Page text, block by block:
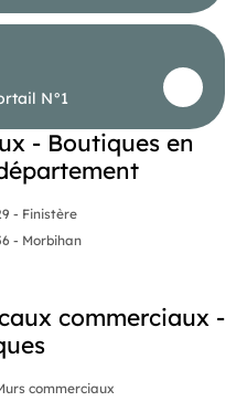
N°1
- Boutiques en
- Finistère
- Morbihan
commerciaux -
commerciaux